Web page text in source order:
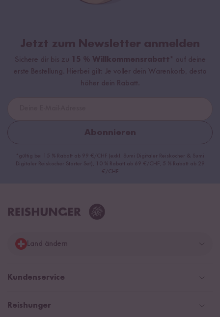
Jetzt zum Newsletter anmelden
Sichere dir bis zu 15 % Willkommensrabatt* auf deine
erste Bestellung. Hierbei gilt: Je voller dein Warenkorb, desto
höher dein Rabatt.
Abonnieren
*gültig bei 15 % Rabatt ab 99 €/CHF (exkl. Sumi Digitaler Reiskocher & Sumi
Digitaler Reiskocher Starter Set), 10 % Rabatt ab 69 €/CHF, 5 % Rabatt ab 29
€/CHF
Land ändern
Deutschland
Kundenservice
Help Center & FAQ
Reishunger